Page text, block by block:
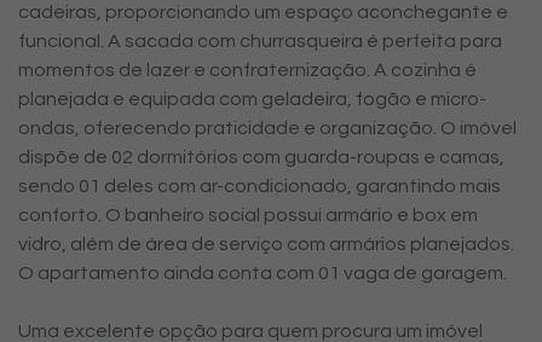
cadeiras, proporcionando um espaço aconchegante e
funcional. A sacada com churrasqueira é perfeita para
momentos de lazer e confraternização. A cozinha é
planejada e equipada com geladeira, fogão e micro-
ondas, oferecendo praticidade e organização. O imóvel
dispõe de 02 dormitórios com guarda-roupas e camas,
sendo 01 deles com ar-condicionado, garantindo mais
conforto. O banheiro social possui armário e box em
vidro, além de área de serviço com armários planejados.
O apartamento ainda conta com 01 vaga de garagem.
Uma excelente opção para quem procura um imóvel